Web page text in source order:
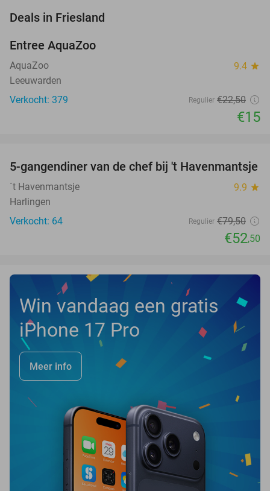
Deals in Friesland
TODAY
Entree AquaZoo
AquaZoo 9.4 star
Leeuwarden
Verkocht: 379
Regulier €22,50
€15
34%
5-gangendiner van de chef bij 't Havenmantsje
´t Havenmantsje 9.9 star
Harlingen
Verkocht: 64
Regulier €79,50
€52,50
Win vandaag een gratis
iPhone 17 Pro
Meer info